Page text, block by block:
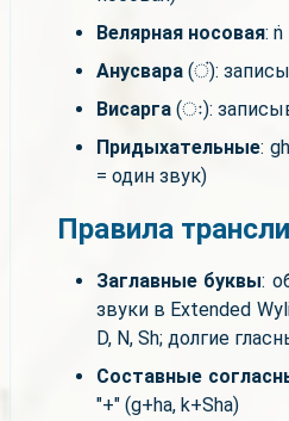
Велярная носовая: ṅ
Анусвара (ं):
Висарга (ः):
Придыхательные:
= один звук)
Правила
Заглавные буквы:
звуки в Extended
D, N, Sh; долгие
Составные
"+" (g+ha, k+Sha)